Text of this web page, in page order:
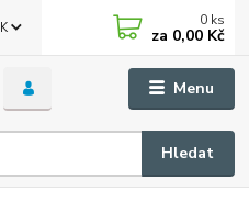
Menu
Hledat
0 ks
za 0,00 Kč